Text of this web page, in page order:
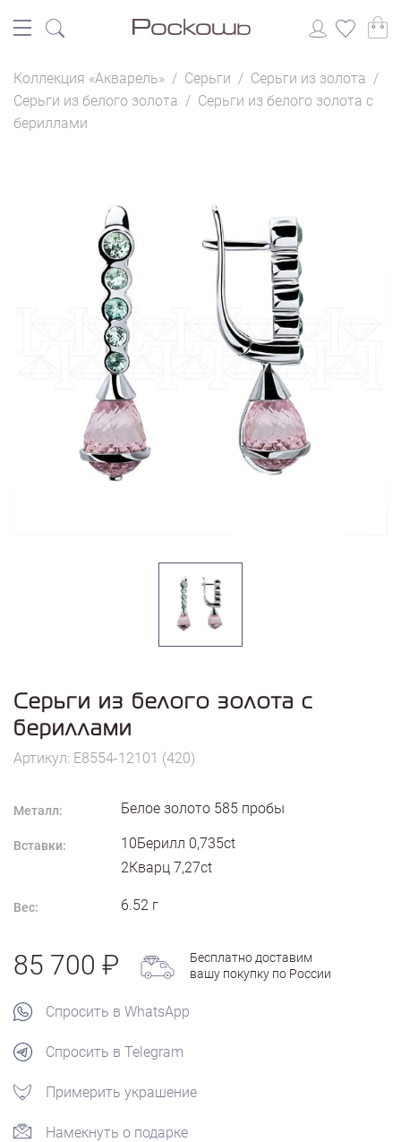
Коллекция «Акварель» / Серьги / Серьги из золота /
Серьги из белого золота / Серьги из белого золота с
бериллами
Серьги из белого золота с
бериллами
Артикул: E8554-12101 (420)
Металл: Белое золото 585 пробы
Вставки:
10Берилл 0,735ct
2Кварц 7,27ct
Вес: 6.52 г
85 700
Бесплатно доставим
вашу покупку по России
Спросить в WhatsApp
Спросить в Telegram
Примерить украшение
Намекнуть о подарке